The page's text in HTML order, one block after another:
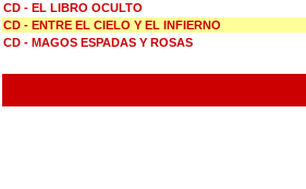
CD - EL LIBRO OCULTO
CD - ENTRE EL CIELO Y EL INFIERNO
CD - MAGOS ESPADAS Y ROSAS